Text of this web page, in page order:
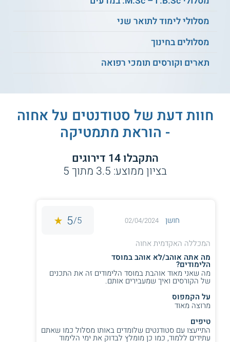
נושאי הלימוד
אלגברה ליניארית
גאומטריה אנליטית
גאומטריה של המישור חזקות ושורשים
עקרונות האריתמטיקה תורת הפונקציות
מתמטית
סגל הוראה
בראש המסלול עומדת מרצה בעלת תואר Ph.D המתמחה
פיזיקה. היא מלמדת בחוג למדעים וכן בחוג למתמטיקה במכללה.
תחומי התמחותה הנוספים הם הוראת מתמטיקה וחינוך מתמטי
לבתי ספר יסודיים.
מסלולי לימוד לתואר שני
מסלולים בחינוך
תארים וקורסים תומכי רפואה
חוות דעת של סטודנטים על אחוה
- הוראת מתמטיקה
התקבלו14 דירוגים
בציון ממוצע: 3.5 מתוך5
חושן 02/04/2024
5/
5
המכללה האקדמית אחוה
מה אתה אוהב/לא אוהב במוסד
הלימודים?
מה שאני מאוד אוהבת במוסד הלימודים זה את התכנים
של הקורסים ואיך שמעבירים אותם.
על הקמפוס
מרוצה מאוד
טיפים
התייעצו עם סטודנטים שלומדים באותו מסלול כמו שאתם
עתידים ללמוד, כמו כן מומלץ לבדוק את ימי הלימוד